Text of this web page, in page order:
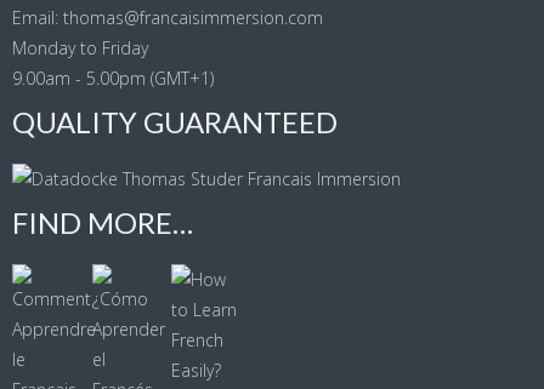
Email: thomas@francaisimmersion.com
Monday to Friday
9.00am - 5.00pm (GMT+1)
QUALITY GUARANTEED
FIND MORE…